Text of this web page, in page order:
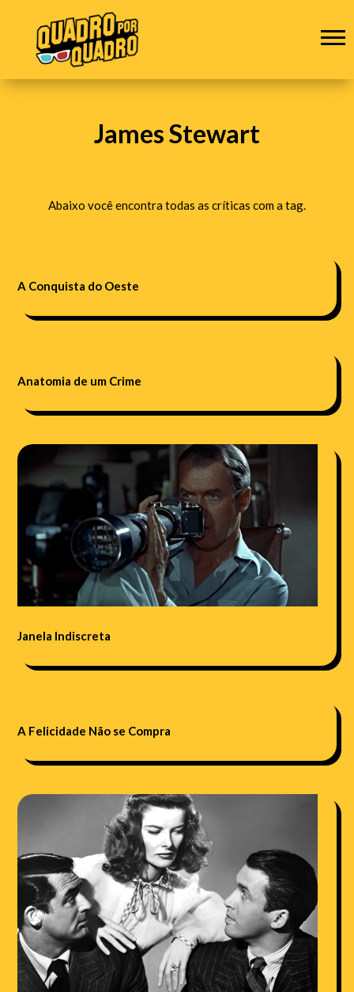
James Stewart
Abaixo você encontra todas as críticas com a tag.
A Conquista do Oeste
Anatomia de um Crime
Janela Indiscreta
A Felicidade Não se Compra